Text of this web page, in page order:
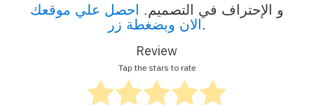
و الإحتراف في التصميم.
احصل علي موقعك
الان وبضغطة زر .
Review
Tap the stars to rate